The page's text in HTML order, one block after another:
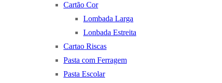
Cartão Cor
Lombada Larga
Lonbada Estreita
Cartao Riscas
Pasta com Ferragem
Pasta Escolar